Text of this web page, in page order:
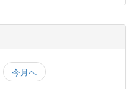
今月へ